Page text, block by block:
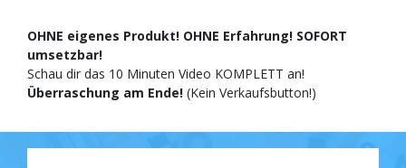
OHNE eigenes Produkt! OHNE Erfahrung! SOFORT
umsetzbar!
Schau dir das 10 Minuten Video KOMPLETT an!
Überraschung am Ende! (Kein Verkaufsbutton!)